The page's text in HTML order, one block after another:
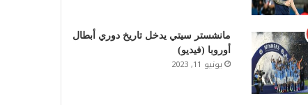
مانشستر سيتي يدخل تاريخ دوري أبطال
أوروبا (فيديو)
يونيو 11, 2023